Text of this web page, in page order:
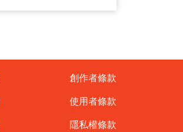
創作者條款
使用者條款
隱私權條款